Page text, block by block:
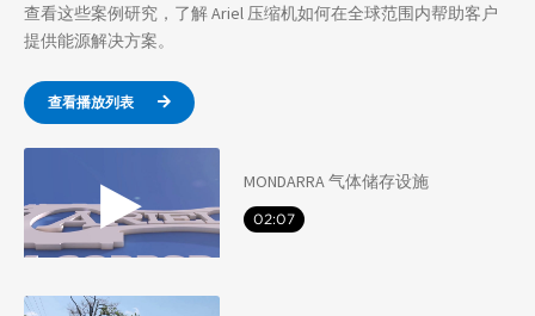
查看这些案例研究，了解 Ariel 压缩机如何在全球范围内帮助客户
提供能源解决方案。
查看播放列表
MONDARRA 气体储存设施
02:07